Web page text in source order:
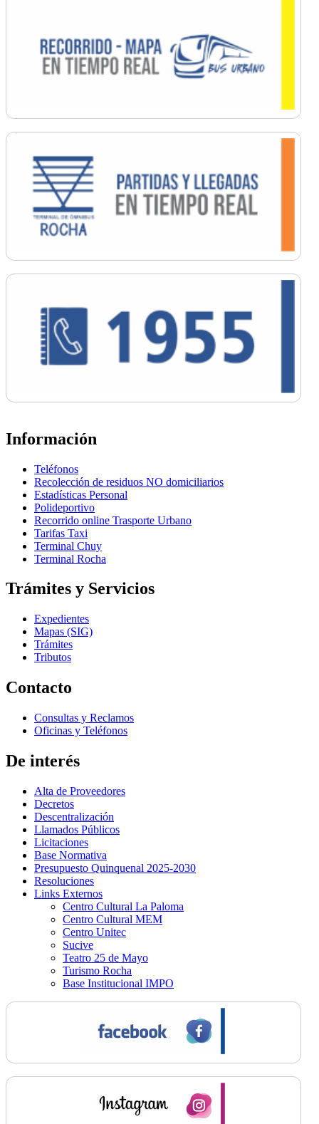
Información
Teléfonos
Recolección de residuos NO domiciliarios
Estadísticas Personal
Polideportivo
Recorrido online Trasporte Urbano
Tarifas Taxi
Terminal Chuy
Terminal Rocha
Trámites y Servicios
Expedientes
Mapas (SIG)
Trámites
Tributos
Contacto
Consultas y Reclamos
Oficinas y Teléfonos
De interés
Alta de Proveedores
Decretos
Descentralización
Llamados Públicos
Licitaciones
Base Normativa
Presupuesto Quinquenal 2025-2030
Resoluciones
Links Externos
Centro Cultural La Paloma
Centro Cultural MEM
Centro Unitec
Sucive
Teatro 25 de Mayo
Turismo Rocha
Base Institucional IMPO